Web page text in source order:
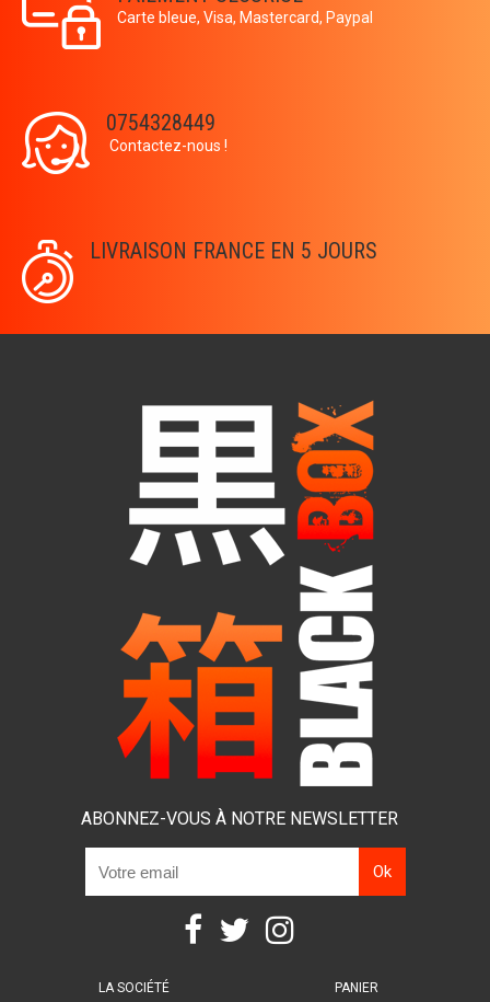
Carte bleue, Visa, Mastercard, Paypal
0754328449
Contactez-nous !
LIVRAISON FRANCE EN 5 JOURS
ABONNEZ-VOUS À NOTRE NEWSLETTER
LA SOCIÉTÉ PANIER